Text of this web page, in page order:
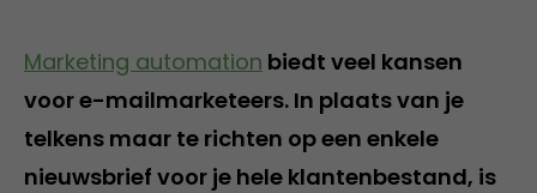
Marketing automation biedt veel kansen
voor e-mailmarketeers. In plaats van je
telkens maar te richten op een enkele
nieuwsbrief voor je hele klantenbestand, is